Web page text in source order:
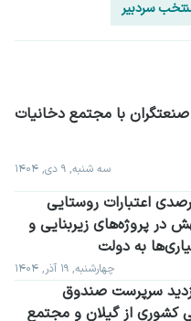
سردبیر
سه شنبه, ۹ دی, ۱۴۰۴
به دولت
چهارشنبه, ۱۹ آذر, ۱۴۰۴